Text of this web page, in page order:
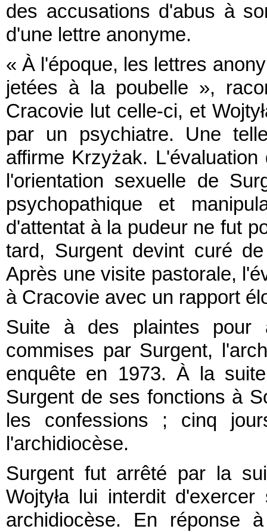
des accusations d'abus à
d'une lettre anonyme.
« À l'époque, les lettres
jetées à la poubelle »,
Cracovie lut celle-ci, et
par un psychiatre. Une
affirme Krzyżak.
l'orientation sexuelle de
psychopathique et
d'attentat à la pudeur ne fut
tard, Surgent devint curé
Après une visite pastorale,
à Cracovie avec un rapport
Suite à des plaintes pour
commises par Surgent,
enquête en 1973. À la
Surgent de ses fonctions à
les confessions ; cinq
l'archidiocèse.
Surgent fut arrêté par la
Wojtyła lui interdit
archidiocèse. En réponse